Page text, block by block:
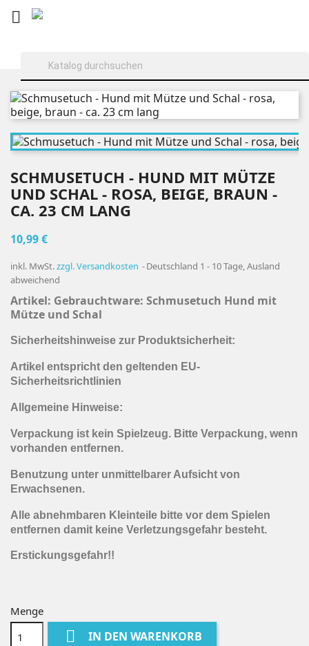

SCHMUSETUCH - HUND MIT MÜTZE
UND SCHAL - ROSA, BEIGE, BRAUN -
CA. 23 CM LANG
10,99 €
inkl. MwSt.zzgl. Versandkosten
Deutschland 1 - 10 Tage, Ausland
abweichend
Artikel: Gebrauchtware: Schmusetuch Hund mit
Mütze und Schal
Sicherheitshinweise zur Produktsicherheit:
Artikel entspricht den geltenden EU-
Sicherheitsrichtlinien
Allgemeine Hinweise:
Verpackung ist kein Spielzeug. Bitte Verpackung, wenn
vorhanden entfernen.
Benutzung unter unmittelbarer Aufsicht von
Erwachsenen.
Alle abnehmbaren Kleinteile bitte vor dem Spielen
entfernen damit keine Verletzungsgefahr besteht.
Erstickungsgefahr!!
Menge
 IN DEN WARENKORB